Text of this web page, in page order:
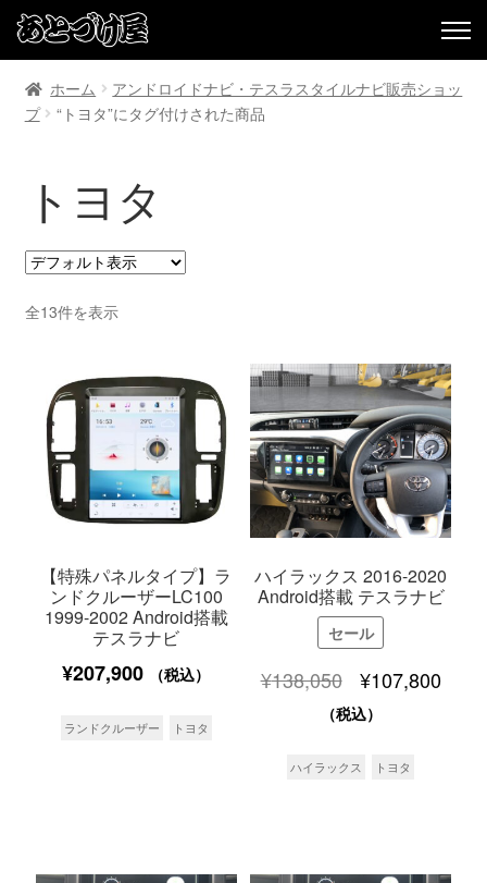
ホーム
アンドロイドナビ・テスラスタイルナビ販売ショッ
プ
“トヨタ”にタグ付けされた商品
トヨタ
全13件を表示
【特殊パネルタイプ】ラ
ンドクルーザーLC100
1999-2002 Android搭載
テスラナビ
¥207,900 （税込）
ランドクルーザー トヨタ
ハイラックス 2016-2020
Android搭載 テスラナビ
セール
¥138,050
元
の
格
で
¥107,800現
（税込）
ハイラックス トヨタ